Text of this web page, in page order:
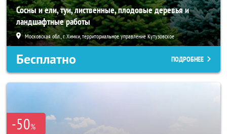
Сосны и ели, туи, лиственные, плодовые деревья и
ландшафтные работы
Московская обл., г. Химки, территориальное управление Кутузовское
Бесплатно ПОДРОБНЕЕ
-50%